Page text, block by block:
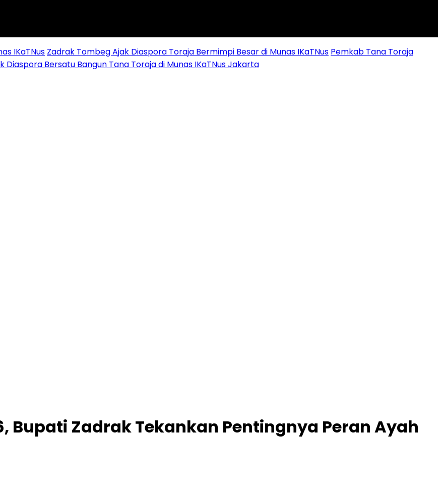
IKaTNus Zadrak Tombeg Ajak Diaspora Toraja Bermimpi Besar di Munas IKaTNus Pemkab Tana Toraja
Diaspora Bersatu Bangun Tana Toraja di Munas IKaTNus Jakarta
Bupati Zadrak Tekankan Pentingnya Peran Ayah